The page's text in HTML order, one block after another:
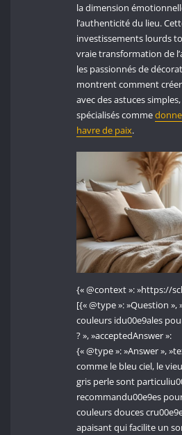
la dimension
l’authenticité du lieu.
investissements lourds
vraie transformation de
les passionnés de
montrent comment
avec des astuces
spécialisés comme
havre de paix.
{« @context »: »https://
[{« @type »: »Question »,
couleurs idu00e9ales
? », »acceptedAnswer »:
{« @type »: »Answer »,
comme le bleu ciel, le
gris perle sont
recommandu00e9es
couleurs douces
apaisant qui facilite un